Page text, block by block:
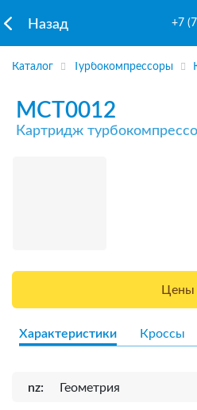
Назад +7
Каталог Турбокомпрессоры
MCT0012
Картридж
Цены
Характеристики Кроссы
nz: Геометрия